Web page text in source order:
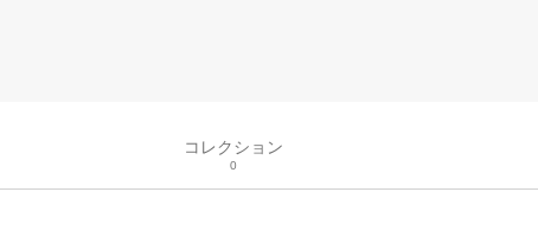
コレクション
0